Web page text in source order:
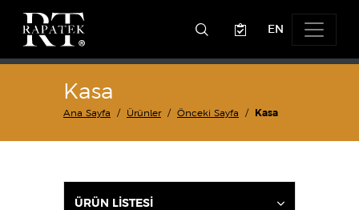
EN
Kasa
Ana Sayfa Ürünler Önceki Sayfa Kasa
ÜRÜN LİSTESİ